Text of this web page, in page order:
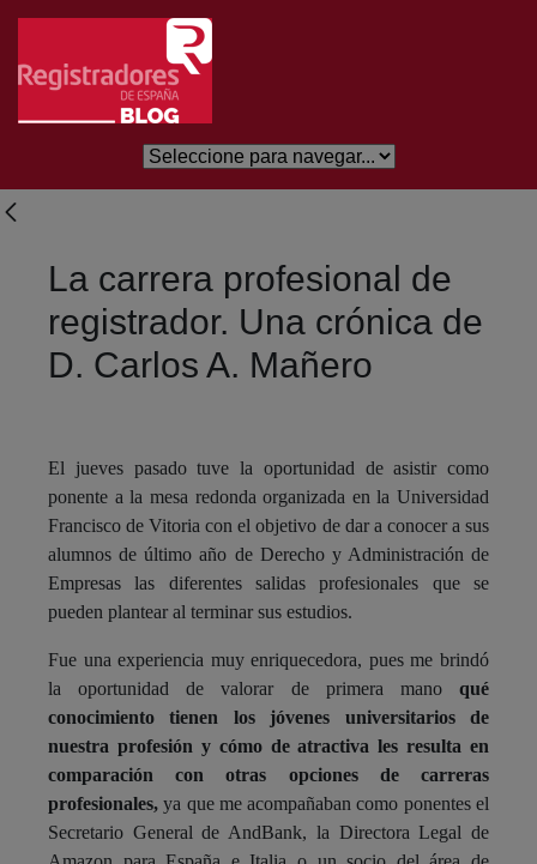
Skip to Main Content
La carrera profesional de
registrador. Una crónica de
D. Carlos A. Mañero
El jueves pasado tuve la oportunidad de asistir como
ponente a la mesa redonda organizada en la Universidad
Francisco de Vitoria con el objetivo de dar a conocer a sus
alumnos de último año de Derecho y Administración de
Empresas las diferentes salidas profesionales que se
pueden plantear al terminar sus estudios.
Fue una experiencia muy enriquecedora, pues me brindó
la oportunidad de valorar de primera mano qué
conocimiento tienen los jóvenes universitarios de
nuestra profesión y cómo de atractiva les resulta en
comparación con otras opciones de carreras
profesionales, ya que me acompañaban como ponentes el
Secretario General de AndBank, la Directora Legal de